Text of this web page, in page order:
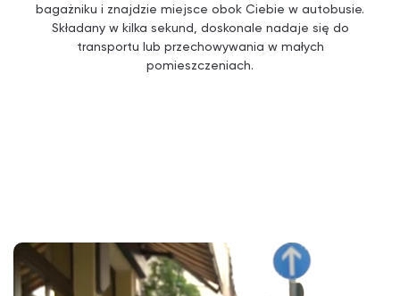
bagażniku i znajdzie miejsce obok Ciebie w autobusie.
Składany w kilka sekund, doskonale nadaje się do
transportu lub przechowywania w małych
pomieszczeniach.